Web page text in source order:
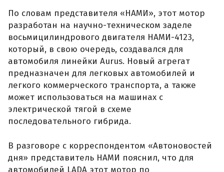
По словам представителя «НАМИ», этот мотор
разработан на научно-техническом заделе
восьмицилиндрового двигателя НАМИ-4123,
который, в свою очередь, создавался для
автомобиля линейки Aurus. Новый агрегат
предназначен для легковых автомобилей и
легкого коммерческого транспорта, а также
может использоваться на машинах с
электрической тягой в схеме
последовательного гибрида.
В разговоре с корреспондентом «Автоновостей
дня» представитель НАМИ пояснил, что для
автомобилей LADA этот мотор по